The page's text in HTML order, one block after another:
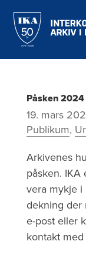
hovedinnholdet
Påsken 2024
19. mars
Publikum,
Arkivenes
påsken. IKA
vera mykje i
dekning der
e-post eller
kontakt med